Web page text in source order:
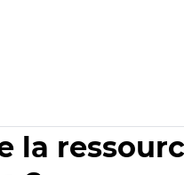
la